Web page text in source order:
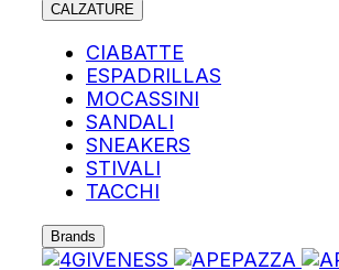
CALZATURE
CIABATTE
ESPADRILLAS
MOCASSINI
SANDALI
SNEAKERS
STIVALI
TACCHI
Brands